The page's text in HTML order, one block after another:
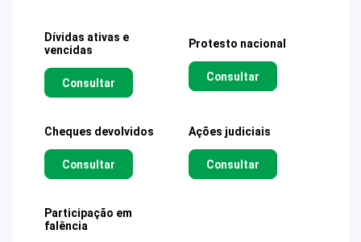
Dívidas ativas e
vencidas
Consultar
Protesto nacional
Consultar
Cheques devolvidos
Consultar
Ações judiciais
Consultar
Participação em
falência